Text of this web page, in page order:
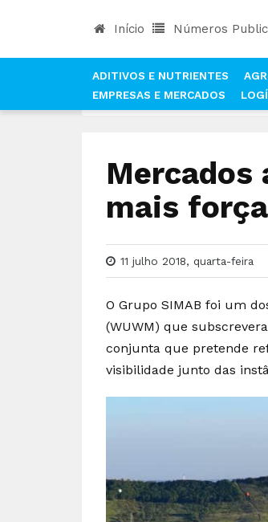
Início Números
ADITIVOS E NUTRIENTES
EMPRESAS E MERCADOS
Mercados
mais
11 julho 2018, quarta-feira
O Grupo SIMAB foi um
(WUWM) que
conjunta que pretende
visibilidade junto das